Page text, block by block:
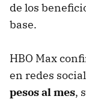
de los
base.
HBO Max
en redes
pesos al mes,